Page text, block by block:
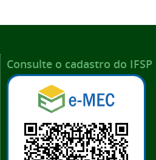
Consulte o cadastro do IFSP